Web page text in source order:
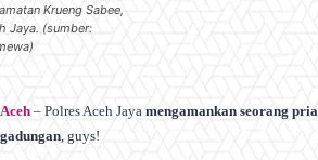
Krueng Sabee,
Jaya. (sumber:
Aceh – Polres Aceh Jaya mengamankan seorang pria
gadungan , guys!